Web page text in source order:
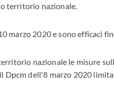
territorio nazionale.
marzo 2020 e sono efficaci
nazionale le misure
dell'8 marzo 2020